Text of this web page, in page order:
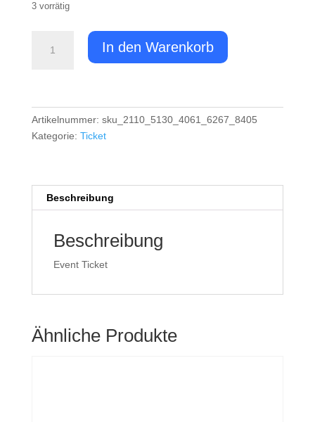
3 vorrätig
2023/08/18
(Copy)
(Copy)
In den Warenkorb
Artikelnummer: sku_2110_5130_4061_6267_8405
Kategorie: Ticket
Beschreibung
Beschreibung
Event Ticket
Ähnliche Produkte